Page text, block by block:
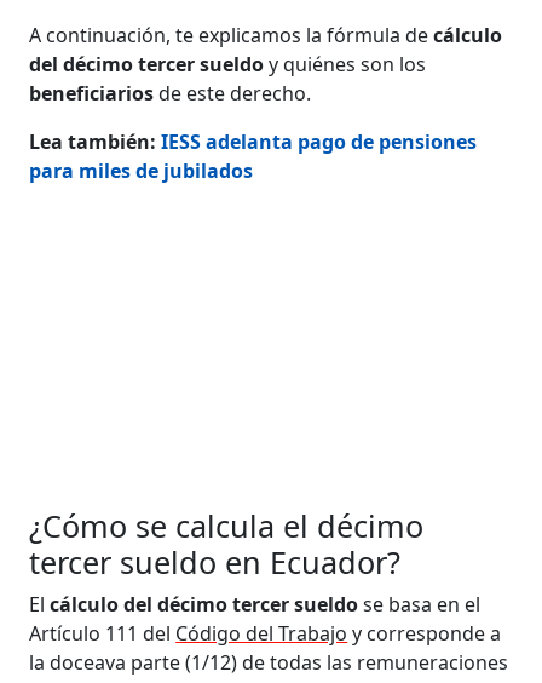
A continuación, te explicamos la fórmula decálculo
del décimo tercer sueldoy quiénes son los
beneficiariosde este derecho.
Lea también: IESS adelanta pago de pensiones
para miles de jubilados
¿Cómo se calcula el décimo
tercer sueldo en Ecuador?
Elcálculo del décimo tercer sueldose basa en el
Artículo 111 del Código del Trabajo y corresponde a
la doceava parte (1/12) de todas las remuneraciones